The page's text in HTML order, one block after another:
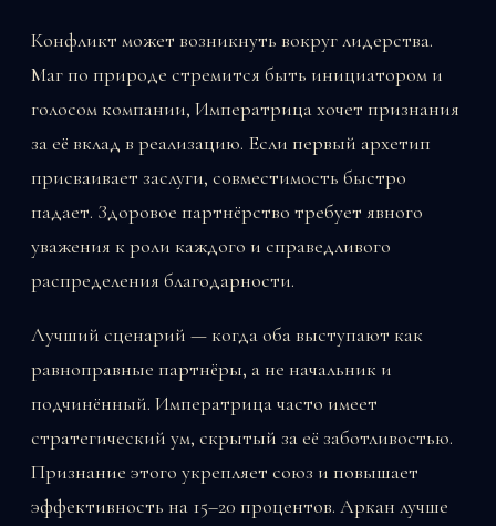
Конфликт может возникнуть вокруг лидерства.
Маг по природе стремится быть инициатором и
голосом компании, Императрица хочет признания
за её вклад в реализацию. Если первый архетип
присваивает заслуги, совместимость быстро
падает. Здоровое партнёрство требует явного
уважения к роли каждого и справедливого
распределения благодарности.
Лучший сценарий — когда оба выступают как
равноправные партнёры, а не начальник и
подчинённый. Императрица часто имеет
стратегический ум, скрытый за её заботливостью.
Признание этого укрепляет союз и повышает
эффективность на 15–20 процентов. Аркан лучше